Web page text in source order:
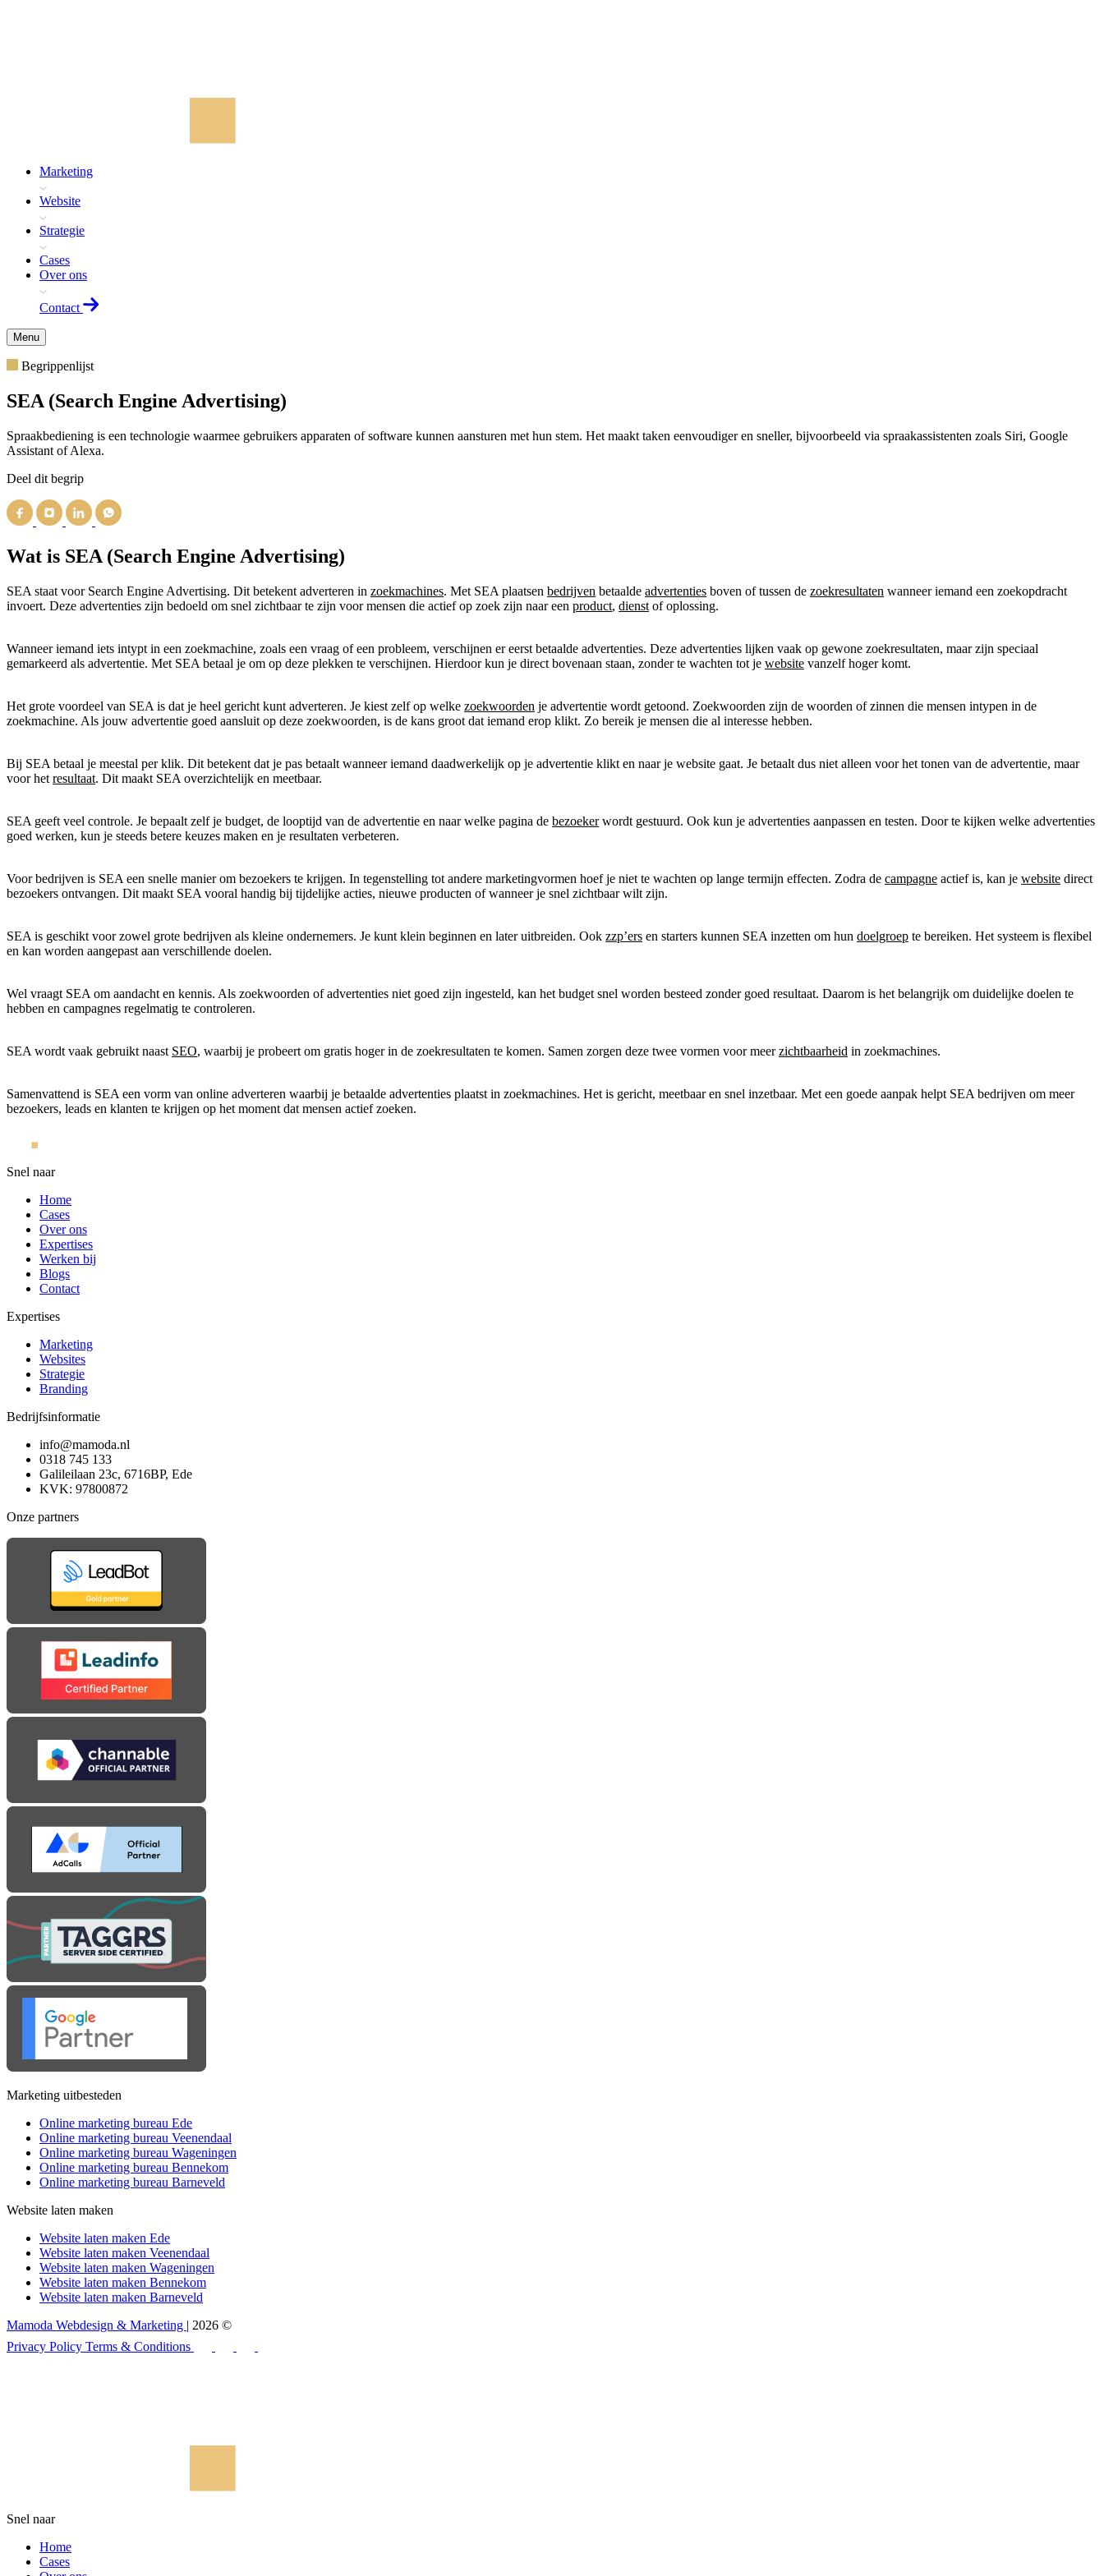
Marketing
Website
Strategie
Cases
Over ons
Contact
Menu
Begrippenlijst
SEA (Search Engine Advertising)
Spraakbediening is een technologie waarmee gebruikers apparaten of software kunnen aansturen met hun stem. Het maakt taken eenvoudiger en sneller, bijvoorbeeld via spraakassistenten zoals Siri, Google
Assistant of Alexa.
Deel dit begrip
Wat is SEA (Search Engine Advertising)
SEA staat voor Search Engine Advertising. Dit betekent adverteren in zoekmachines. Met SEA plaatsen bedrijven betaalde advertenties boven of tussen de zoekresultaten wanneer iemand een zoekopdracht
invoert. Deze advertenties zijn bedoeld om snel zichtbaar te zijn voor mensen die actief op zoek zijn naar een product, dienst of oplossing.
Wanneer iemand iets intypt in een zoekmachine, zoals een vraag of een probleem, verschijnen er eerst betaalde advertenties. Deze advertenties lijken vaak op gewone zoekresultaten, maar zijn speciaal
gemarkeerd als advertentie. Met SEA betaal je om op deze plekken te verschijnen. Hierdoor kun je direct bovenaan staan, zonder te wachten tot je website vanzelf hoger komt.
Het grote voordeel van SEA is dat je heel gericht kunt adverteren. Je kiest zelf op welke zoekwoorden je advertentie wordt getoond. Zoekwoorden zijn de woorden of zinnen die mensen intypen in de
zoekmachine. Als jouw advertentie goed aansluit op deze zoekwoorden, is de kans groot dat iemand erop klikt. Zo bereik je mensen die al interesse hebben.
Bij SEA betaal je meestal per klik. Dit betekent dat je pas betaalt wanneer iemand daadwerkelijk op je advertentie klikt en naar je website gaat. Je betaalt dus niet alleen voor het tonen van de advertentie, maar
voor het resultaat. Dit maakt SEA overzichtelijk en meetbaar.
SEA geeft veel controle. Je bepaalt zelf je budget, de looptijd van de advertentie en naar welke pagina de bezoekerwordt gestuurd. Ook kun je advertenties aanpassen en testen. Door te kijken welke advertenties
goed werken, kun je steeds betere keuzes maken en je resultaten verbeteren.
Voor bedrijven is SEA een snelle manier om bezoekers te krijgen. In tegenstelling tot andere marketingvormen hoef je niet te wachten op lange termijn effecten. Zodra de campagne actief is, kan je website direct
bezoekers ontvangen. Dit maakt SEA vooral handig bij tijdelijke acties, nieuwe producten of wanneer je snel zichtbaar wilt zijn.
SEA is geschikt voor zowel grote bedrijven als kleine ondernemers. Je kunt klein beginnen en later uitbreiden. Ook zzp’ers en starters kunnen SEA inzetten om hun doelgroep te bereiken. Het systeem is flexibel
en kan worden aangepast aan verschillende doelen.
Wel vraagt SEA om aandacht en kennis. Als zoekwoorden of advertenties niet goed zijn ingesteld, kan het budget snel worden besteed zonder goed resultaat. Daarom is het belangrijk om duidelijke doelen te
hebben en campagnes regelmatig te controleren.
SEA wordt vaak gebruikt naast SEO, waarbij je probeert om gratis hoger in de zoekresultaten te komen. Samen zorgen deze twee vormen voor meerzichtbaarheid in zoekmachines.
Samenvattend is SEA een vorm van online adverteren waarbij je betaalde advertenties plaatst in zoekmachines. Het is gericht, meetbaar en snel inzetbaar. Met een goede aanpak helpt SEA bedrijven om meer
bezoekers, leads en klanten te krijgen op het moment dat mensen actief zoeken.
Snel naar
Home
Cases
Over ons
Expertises
Werken bij
Blogs
Contact
Expertises
Marketing
Websites
Strategie
Branding
Bedrijfsinformatie
info@mamoda.nl
0318 745 133
Galileilaan 23c, 6716BP, Ede
KVK: 97800872
Onze partners
Marketing uitbesteden
Online marketing bureau Ede
Online marketing bureau Veenendaal
Online marketing bureau Wageningen
Online marketing bureau Bennekom
Online marketing bureau Barneveld
Website laten maken
Website laten maken Ede
Website laten maken Veenendaal
Website laten maken Wageningen
Website laten maken Bennekom
Website laten maken Barneveld
Mamoda Webdesign & Marketing | 2026 ©
Privacy Policy Terms & Conditions
Snel naar
Home
Cases